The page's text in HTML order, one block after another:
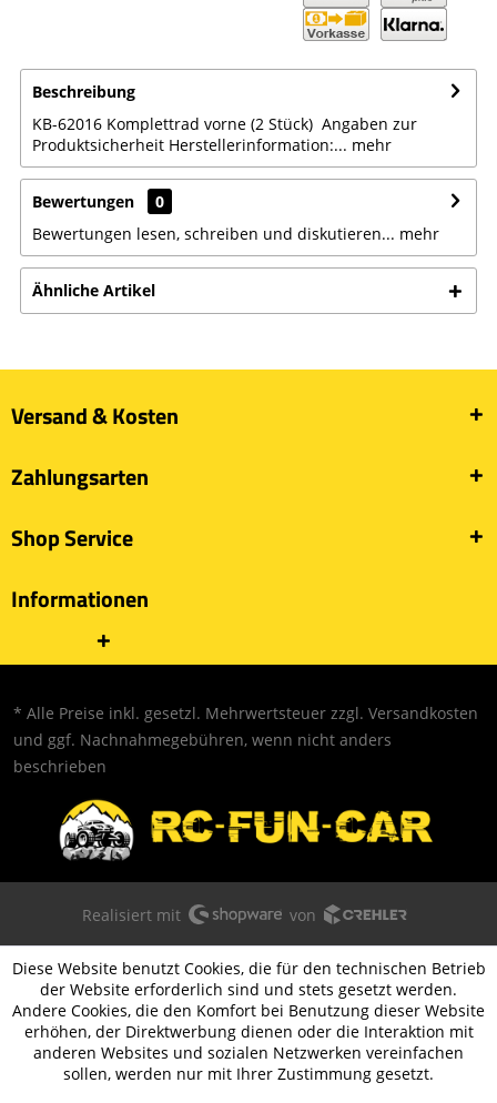
Beschreibung
KB-62016 Komplettrad vorne (2 Stück) Angaben zur
Produktsicherheit Herstellerinformation:... mehr
Bewertungen
0
Bewertungen lesen, schreiben und diskutieren... mehr
Ähnliche Artikel
Versand & Kosten
Zahlungsarten
Shop Service
Informationen
* Alle Preise inkl. gesetzl. Mehrwertsteuer zzgl. Versandkosten
und ggf. Nachnahmegebühren, wenn nicht anders
beschrieben
Realisiert mit von
Diese Website benutzt Cookies, die für den technischen Betrieb
der Website erforderlich sind und stets gesetzt werden.
Andere Cookies, die den Komfort bei Benutzung dieser Website
erhöhen, der Direktwerbung dienen oder die Interaktion mit
anderen Websites und sozialen Netzwerken vereinfachen
sollen, werden nur mit Ihrer Zustimmung gesetzt.